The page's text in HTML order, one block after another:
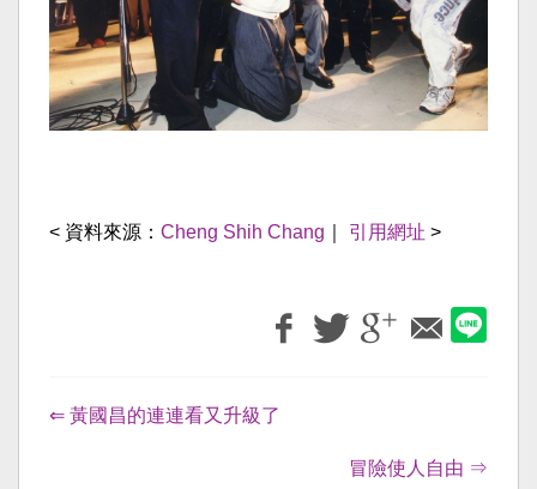
< 資料來源： Cheng Shih Chang 引用網址 >
⇐ 黃國昌的連連看又升級了
冒險使人自由 ⇒